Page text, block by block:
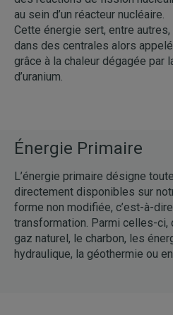
au sein d’un réacteur nucléaire.
Cette énergie sert, entre
dans des centrales alors
grâce à la chaleur dégagée par
d’uranium.
Énergie Primaire
L’énergie primaire désigne
directement disponibles sur
forme non modifiée, c’est-à-
transformation. Parmi celles-ci,
gaz naturel, le charbon, les
hydraulique, la géothermie ou